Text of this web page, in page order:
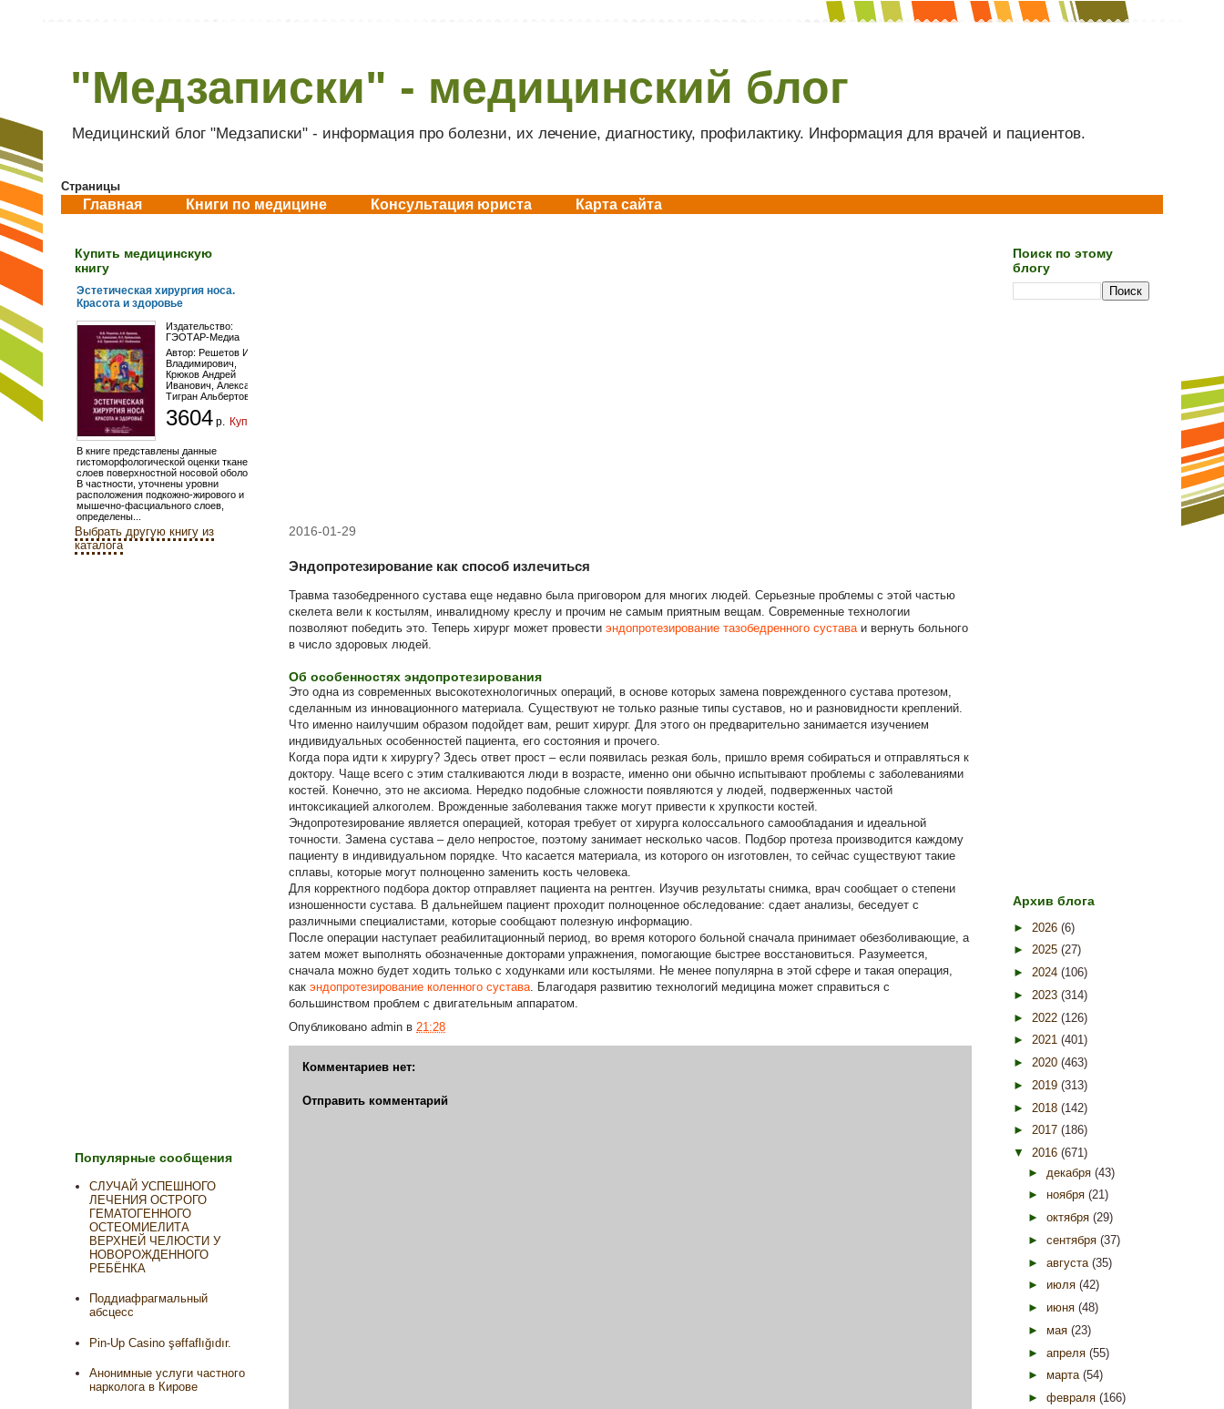
"Медзаписки" - медицинский блог
Медицинский блог "Медзаписки" - информация про болезни, их лечение, диагностику, профилактику. Информация для врачей и пациентов.
Страницы
Главная Книги по медицине Консультация юриста Карта сайта
2016-01-29
Эндопротезирование как способ излечиться
Травма тазобедренного сустава еще недавно была приговором для многих людей. Серьезные проблемы с этой частью
скелета вели к костылям, инвалидному креслу и прочим не самым приятным вещам. Современные технологии
позволяют победить это. Теперь хирург может провести эндопротезирование тазобедренного суставаи вернуть больного
в число здоровых людей.
Об особенностях эндопротезирования
Это одна из современных высокотехнологичных операций, в основе которых замена поврежденного сустава протезом,
сделанным из инновационного материала. Существуют не только разные типы суставов, но и разновидности креплений.
Что именно наилучшим образом подойдет вам, решит хирург. Для этого он предварительно занимается изучением
индивидуальных особенностей пациента, его состояния и прочего.
Когда пора идти к хирургу? Здесь ответ прост – если появилась резкая боль, пришло время собираться и отправляться к
доктору. Чаще всего с этим сталкиваются люди в возрасте, именно они обычно испытывают проблемы с заболеваниями
костей. Конечно, это не аксиома. Нередко подобные сложности появляются у людей, подверженных частой
интоксикацией алкоголем. Врожденные заболевания также могут привести к хрупкости костей.
Эндопротезирование является операцией, которая требует от хирурга колоссального самообладания и идеальной
точности. Замена сустава – дело непростое, поэтому занимает несколько часов. Подбор протеза производится каждому
пациенту в индивидуальном порядке. Что касается материала, из которого он изготовлен, то сейчас существуют такие
сплавы, которые могут полноценно заменить кость человека.
Для корректного подбора доктор отправляет пациента на рентген. Изучив результаты снимка, врач сообщает о степени
изношенности сустава. В дальнейшем пациент проходит полноценное обследование: сдает анализы, беседует с
различными специалистами, которые сообщают полезную информацию.
После операции наступает реабилитационный период, во время которого больной сначала принимает обезболивающие, а
затем может выполнять обозначенные докторами упражнения, помогающие быстрее восстановиться. Разумеется,
сначала можно будет ходить только с ходунками или костылями. Не менее популярна в этой сфере и такая операция,
как эндопротезирование коленного сустава. Благодаря развитию технологий медицина может справиться с
большинством проблем с двигательным аппаратом.
Опубликовано admin в 21:28
Комментариев нет:
Отправить комментарий
Купить медицинскую
книгу
Эстетическая хирургия носа.
Красота и здоровье
Издательство:
ГЭОТАР-Медиа
Автор: Решетов Игорь
Владимирович
Крюков Андрей
Иванович Алексанян
Тигран Альбертович
3604 р. Купить
В книге представлены данные
гистоморфологической оценки тканевых
слоев поверхностной носовой оболочки.
В частности, уточнены уровни
расположения подкожно-жирового и
мышечно-фасциального слоев,
определены...
Выбрать другую книгу из
каталога
Популярные сообщения
СЛУЧАЙ УСПЕШНОГО
ЛЕЧЕНИЯ ОСТРОГО
ГЕМАТОГЕННОГО
ОСТЕОМИЕЛИТА
ВЕРХНЕЙ ЧЕЛЮСТИ У
НОВОРОЖДЕННОГО
РЕБЁНКА
Поддиафрагмальный
абсцесс
Pin-Up Casino şəffaflığıdır.
Анонимные услуги частного
нарколога в Кирове
Поиск по этому
блогу
Архив блога
► 2026 (6)
► 2025 (27)
► 2024 (106)
► 2023 (314)
► 2022 (126)
► 2021 (401)
► 2020 (463)
► 2019 (313)
► 2018 (142)
► 2017 (186)
▼ 2016 (671)
► декабря (43)
► ноября (21)
► октября (29)
► сентября (37)
► августа (35)
► июля (42)
► июня (48)
► мая (23)
► апреля (55)
► марта (54)
► февраля (166)